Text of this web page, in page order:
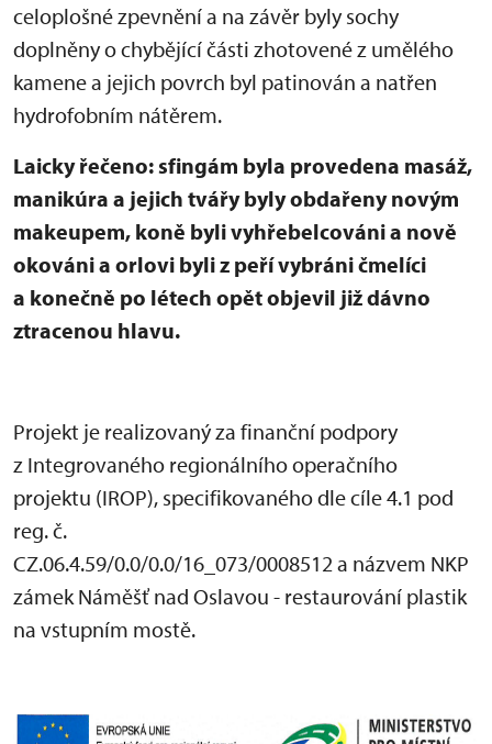
celoplošné zpevnění a na závěr byly sochy
doplněny o chybějící části zhotovené z umělého
kamene a jejich povrch byl patinován a natřen
hydrofobním nátěrem.
Laicky řečeno: sfingám byla provedena masáž,
manikúra a jejich tvářy byly obdařeny novým
makeupem, koně byli vyhřebelcováni a nově
okováni a orlovi byli z peří vybráni čmelíci
a konečně po létech opět objevil již dávno
ztracenou hlavu.
Projekt je realizovaný za finanční podpory
z Integrovaného regionálního operačního
projektu (IROP), specifikovaného dle cíle 4.1 pod
reg. č.
CZ.06.4.59/0.0/0.0/16_073/0008512 a názvem NKP
zámek Náměšť nad Oslavou - restaurování plastik
na vstupním mostě.